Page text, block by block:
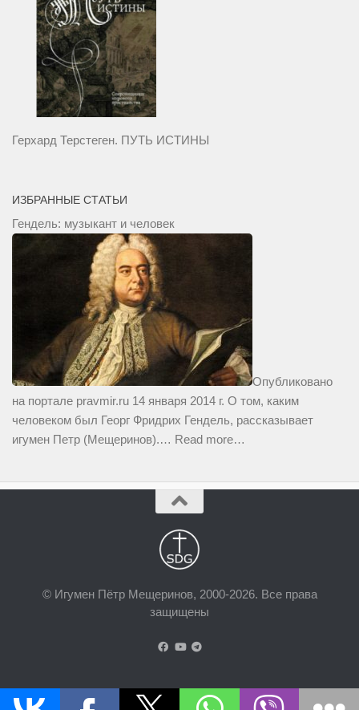
Герхард Терстеген. ПУТЬ ИСТИНЫ
ИЗБРАННЫЕ СТАТЬИ
Гендель: музыкант и человек
Опубликовано
на портале pravmir.ru 14 января 2014 г. О том, каким
человеком был Георг Фридрих Гендель, рассказывает
игумен Петр (Мещеринов).… Read more…
© Игумен Пётр Мещеринов, 2000-2026. Все права
защищены